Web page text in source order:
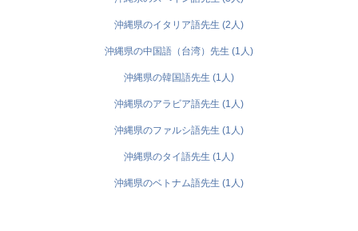
沖縄県のイタリア語先生 (2人)
沖縄県の中国語（台湾）先生 (1人)
沖縄県の韓国語先生 (1人)
沖縄県のアラビア語先生 (1人)
沖縄県のファルシ語先生 (1人)
沖縄県のタイ語先生 (1人)
沖縄県のベトナム語先生 (1人)